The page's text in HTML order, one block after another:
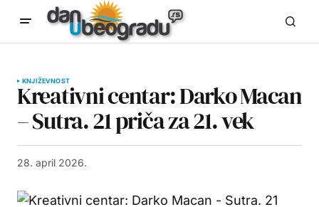
KNJIŽEVNOST
Kreativni centar: Darko Macan
– Sutra. 21 priča za 21. vek
28. april 2026.